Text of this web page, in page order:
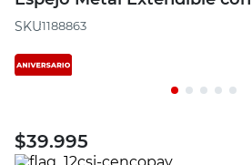
:1188863
$39.995